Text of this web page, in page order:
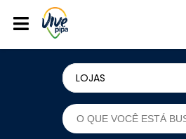
LOJAS